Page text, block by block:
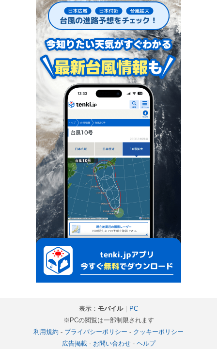
表示： モバイル｜ PC
※PCの閲覧は一部制限されます
利用規約 - プライバシーポリシー - クッキーポリシー
広告掲載- お問い合わせ- ヘルプ